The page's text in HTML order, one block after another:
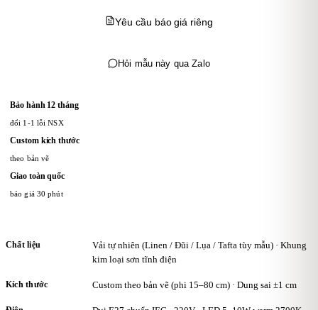
Yêu cầu báo giá riêng
Hỏi mẫu này qua Zalo
Bảo hành 12 tháng
đổi 1-1 lỗi NSX
Custom kích thước
theo bản vẽ
Giao toàn quốc
báo giá 30 phút
Chất liệu
Vải tự nhiên (Linen / Đũi / Lụa / Tafta tùy mẫu) · Khung
kim loại sơn tĩnh điện
Kích thước Custom theo bản vẽ (phi 15–80 cm) · Dung sai ±1 cm